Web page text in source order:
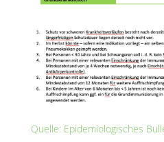
Quelle: Epidemiologisches